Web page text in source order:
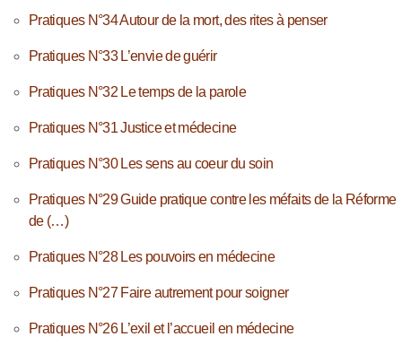
Pratiques N°34 Autour de la mort, des rites à penser
Pratiques N°33 L’envie de guérir
Pratiques N°32 Le temps de la parole
Pratiques N°31 Justice et médecine
Pratiques N°30 Les sens au coeur du soin
Pratiques N°29 Guide pratique contre les méfaits de la Réforme
de (…)
Pratiques N°28 Les pouvoirs en médecine
Pratiques N°27 Faire autrement pour soigner
Pratiques N°26 L’exil et l’accueil en médecine